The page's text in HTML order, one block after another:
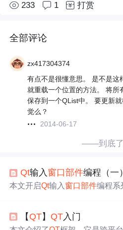
233 1 打赏
全部评论
zx417304374
有点不是很懂意思。 是不是这
就重载一个位置的方法。 将所
保存到一个QList中。 要更新
觉么？
2014-06-17
——到底
Qt输入 窗口部件编程（一）
本文开启Qt输入 窗口部件编程系
中
进行，可下载到arm设备（
统下控件问题及解决办法。
【 QT】 QT 入门